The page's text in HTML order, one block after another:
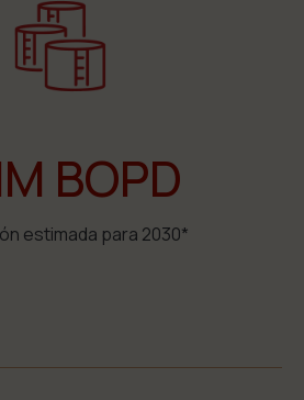
BOPD
estimada para 2030*